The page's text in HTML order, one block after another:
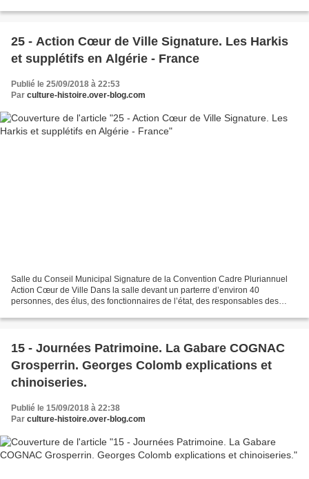
25 - Action Cœur de Ville Signature. Les Harkis
et supplétifs en Algérie - France
Publié le 25/09/2018 à 22:53
Par culture-histoire.over-blog.com
Salle du Conseil Municipal Signature de la Convention Cadre Pluriannuel
Action Cœur de Ville Dans la salle devant un parterre d’environ 40
personnes, des élus, des fonctionnaires de l’état, des responsables des
15 - Journées Patrimoine. La Gabare COGNAC
Grosperrin. Georges Colomb explications et
chinoiseries.
Publié le 15/09/2018 à 22:38
Par culture-histoire.over-blog.com